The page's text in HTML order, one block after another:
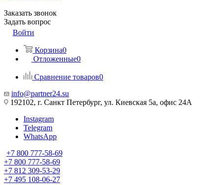
Заказать звонок
Задать вопрос
Войти
Корзина0
Отложенные0
Сравнение товаров0
info@partner24.su
192102, г. Санкт Петербург, ул. Киевская 5а, офис 24А
Instagram
Telegram
WhatsApp
+7 800 777-58-69
+7 800 777-58-69
+7 812 309-53-29
+7 495 108-06-27